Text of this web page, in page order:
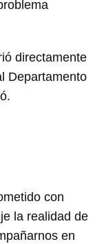
CANCELAR
directamente
Departamento
con
la realidad de
en